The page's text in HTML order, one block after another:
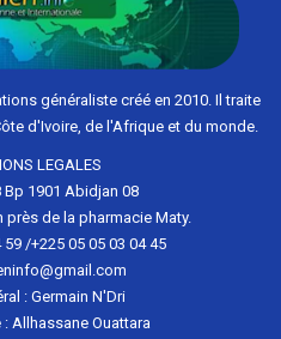
généraliste créé en 2010. Il traite
d'Ivoire, de l'Afrique et du monde.
LEGALES
1901 Abidjan 08
de la pharmacie Maty.
59 /+225 05 05 03 04 45
: Germain N'Dri
Allhassane Ouattara